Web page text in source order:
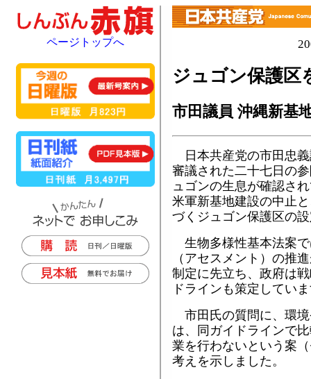
ジュゴン保護区
市田議員 沖縄新基
日本共産党の市田忠
審議された二十七日の
ュゴンの生息が確認さ
米軍新基地建設の中止
づくジュゴン保護区の
生物多様性基本法案
（アセスメント）の推
制定に先立ち、政府は
ドラインも策定してい
市田氏の質問に、環
は、同ガイドラインで
業を行わないという案
考えを示しました。
ページトップへ